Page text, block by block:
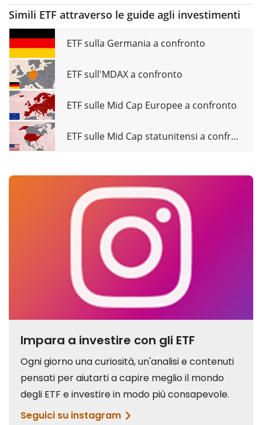
Simili ETF attraverso le guide agli investimenti
ETF sulla Germania a confronto
ETF sull'MDAX a confronto
ETF sulle Mid Cap Europee a confronto
ETF sulle Mid Cap statunitensi a confronto